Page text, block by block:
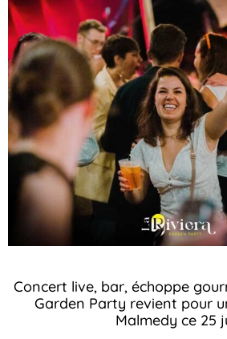
Concert live, bar, échoppe
Garden Party revient pour
Malmedy ce 25